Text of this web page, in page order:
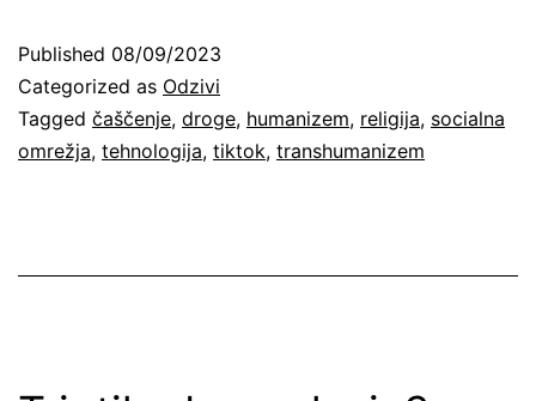
v
bestialnost
Published 08/09/2023
Categorized as Odzivi
Tagged čaščenje, droge, humanizem, religija, socialna
omrežja, tehnologija, tiktok, transhumanizem